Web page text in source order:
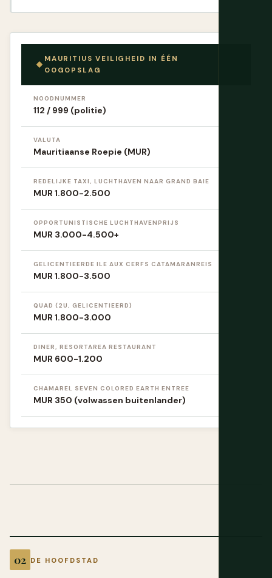
MAURITIUS VEILIGHEID IN ÉÉN
OOGOPSLAG
NOODNUMMER
112 / 999 (politie)
VALUTA
Mauritiaanse Roepie (MUR)
REDELIJKE TAXI, LUCHTHAVEN NAAR GRAND BAIE
MUR 1.800-2.500
OPPORTUNISTISCHE LUCHTHAVENPRIJS
MUR 3.000-4.500+
GELICENTIEERDE ILE AUX CERFS CATAMARANREIS
MUR 1.800-3.500
QUAD (2U, GELICENTIEERD)
MUR 1.800-3.000
DINER, RESORTAREA RESTAURANT
MUR 600-1.200
CHAMAREL SEVEN COLORED EARTH ENTREE
MUR 350 (volwassen buitenlander)
DE HOOFDSTAD